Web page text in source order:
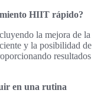
HIIT rápido?
la mejora de la
y la posibilidad de
resultados
en una rutina